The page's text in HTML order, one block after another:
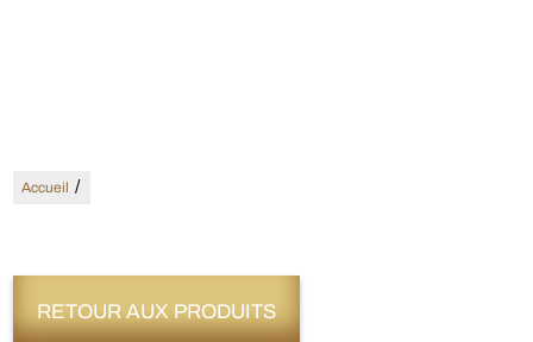
Accueil /
RETOUR AUX PRODUITS